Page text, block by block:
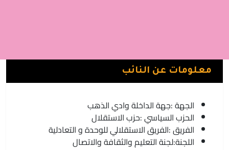
معلومات عن النائب
الجهة :جهة الداخلة وادي الذهب
الحزب السياسي :حزب الاستقلال
الفريق :الفريق الاستقلالي للوحدة و التعادلية
اللجنة:لجنة التعليم والثقافة والاتصال